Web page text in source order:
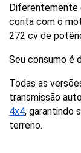
Diferentemente
conta com o
272 cv de
Seu consumo é
Todas as
transmissão
4x4, garantindo
terreno.